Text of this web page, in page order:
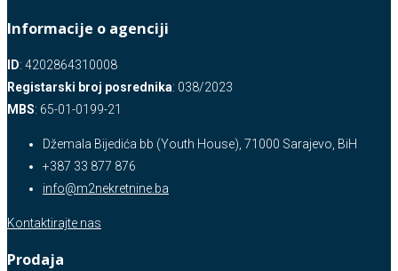
Informacije o agenciji
ID: 4202864310008
Registarski broj posrednika: 038/2023
MBS: 65-01-0199-21
Džemala Bijedića bb (Youth House), 71000 Sarajevo, BiH
+387 33 877 876
info@m2nekretnine.ba
Kontaktirajte nas
Prodaja